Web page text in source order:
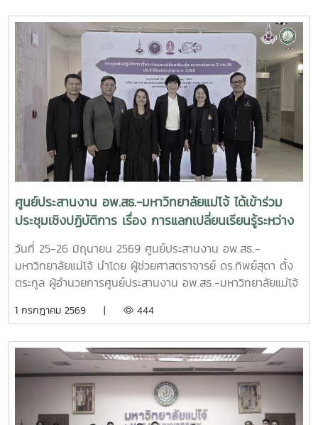
มหาวิทยาลัยแม่โจ้ ประธานคณะกรรมการดำเนินงานฯ เป็น
ประธานการประชุม และได้รับเกียรติจาก นายพรชัย จุฑามาศ รอง
ผู้อำนวยการ อพ.สธ. และ ดร.ปิยรัษฎ์ ปริญญาพงษ์ เจริญทรัพย์
ผู้ช่วยผู้อำนวยการ อพ.สธ./เลขานุการคณะกรรมการ อพ.สธ.เข้า
ร่วมการประชุม โดยมี ผศ.ดร.ทิพย์สุดา ตั้งตระกูล ผู้อำนวยการ
ศูนย์ประสานงาน อพ.สธ.-มหาวิทยาลัยแม่โจ้ และผศ.ดร.เยาวนิตย์
ธาราฉาย รองผู้อำนวยการศูนย์ประสานงาน อพ.สธ.-
มหาวิทยาลัยแม่โจ้ หน้าที่เป็นฝ่ายเลขานุการการประชุม การ
ประชุมครั้งนี้มีคณะกรรมการดำเนินงานโครงการ อพ.สธ.-มจ.
ประกอบด้วย รองอธิการบดี ผู้ช่วยอธิการบดี คณบดี และผู้
อำนวยการสำนักวิจัยและส่งเสริมวิชาการการเกษตร เข้าร่วม
ประชุมรวมทั้งสิ้น 32 ท่าน โดยเข้าร่วม ณ ห้องประชุม จำนวน
28 ท่าน และผ่านระบบประชุมออนไลน์ Zoom Meeting จำนวน
4 ท่าน ซึ่งในการประชุมครั้งนี้มีวาระสำคัญ อาทิเช่น สรุปผลการ
ดำเนินงานการจัดการประชุมวิชาการและนิทรรศการ ครั้งที่ 12
ทรัพยากรไทย : หวนดูทรัพย์สิ่งสินตน สรุปผลการดำเนินงาน
ปีงบประมาณ 2568 - 2569 รวมทั้งการนำเสนอแผนแม่บท
อนุรักษ์พันธุกรรมพืชอันเนื่องมาจากพระราชดำริ สมเด็จพระเทพ
รัตนราชสุดาฯ สยามบรมราชกุมารี สนองพระราชดำริ โดย
มหาวิทยาลัยแม่โจ้ เพื่อใช้เป็นกรอบแนวทางในการขับเคลื่อนการ
ดำเนินงานของมหาวิทยาลัยแม่โจ้ให้เป็นไปตามแนวพระราชดำริ
และนโยบายของโครงการ อพ.สธ. อย่างมีประสิทธิภาพและต่อ
ศูนย์ประสานงาน อพ.สธ.-มหาวิทยาลัยแม่โจ้ ได้เข้าร่วม
ประชุมเชิงปฏิบัติการ เรื่อง การแลกเปลี่ยนเรียนรู้ระหว่าง
เครือข่าย C-อพ.สธ. ประจำปีงบประมาณ พ.ศ. 2569
วันที่ 25-26 มิถุนายน 2569 ศูนย์ประสานงาน อพ.สธ.-
มหาวิทยาลัยแม่โจ้ นำโดย ผู้ช่วยศาสตราจารย์ ดร.ทิพย์สุดา ตั้ง
ตระกูล ผู้อำนวยการศูนย์ประสานงาน อพ.สธ.-มหาวิทยาลัยแม่โจ้
แพร่ เฉลิมพระเกียรติ ได้เข้าร่วม ประชุมเชิงปฏิบัติการ เรื่อง การ
ปีงบประมาณ พ.ศ. 2569ณ โรงแรมอมารีดอนเมือง แอร์พอร์ต
กรุงเทพมหานคร
1 กรกฎาคม 2569 | 444